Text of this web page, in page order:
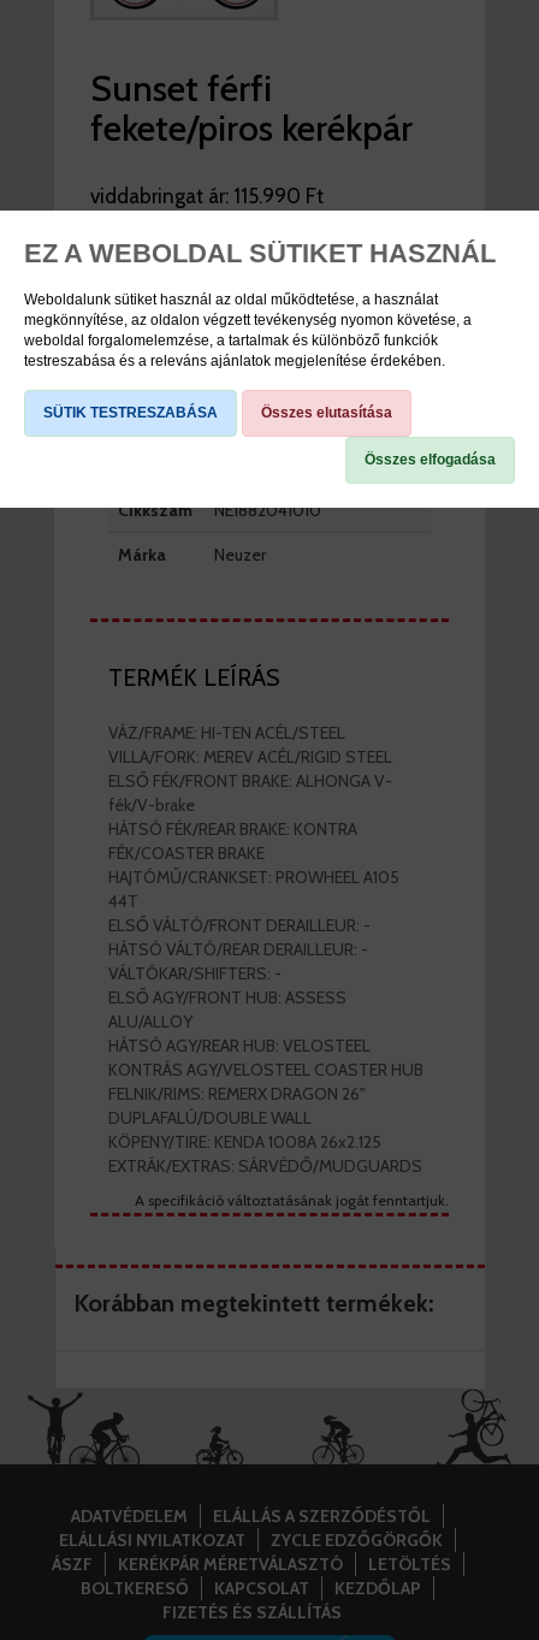
EZ A WEBOLDAL SÜTIKET HASZNÁL
Weboldalunk sütiket használ az oldal működtetése, a használat
megkönnyítése, az oldalon végzett tevékenység nyomon követése, a
weboldal forgalomelemzése, a tartalmak és különböző funkciók
testreszabása és a releváns ajánlatok megjelenítése érdekében.
SÜTIK TESTRESZABÁSA Összes elutasítása
Összes elfogadása
Sunset férfi
fekete/piros kerékpár
viddabringat ár: 115.990 Ft
raktáron
DB
KOSÁRBA
TERMÉK SPECIFIKÁCIÓK
Cikkszám NE1882041010
Márka Neuzer
TERMÉK LEÍRÁS
VÁZ/FRAME: HI-TEN ACÉL/STEEL
VILLA/FORK: MEREV ACÉL/RIGID STEEL
ELSŐ FÉK/FRONT BRAKE: ALHONGA V-
fék/V-brake
HÁTSÓ FÉK/REAR BRAKE: KONTRA
FÉK/COASTER BRAKE
HAJTÓMŰ/CRANKSET: PROWHEEL A105
44T
ELSŐ VÁLTÓ/FRONT DERAILLEUR: -
HÁTSÓ VÁLTÓ/REAR DERAILLEUR: -
VÁLTÓKAR/SHIFTERS: -
ELSŐ AGY/FRONT HUB: ASSESS
ALU/ALLOY
HÁTSÓ AGY/REAR HUB: VELOSTEEL
KONTRÁS AGY/VELOSTEEL COASTER HUB
FELNIK/RIMS: REMERX DRAGON 26"
DUPLAFALÚ/DOUBLE WALL
KÖPENY/TIRE: KENDA 1008A 26x2.125
EXTRÁK/EXTRAS: SÁRVÉDŐ/MUDGUARDS
A specifikáció változtatásának jogát fenntartjuk.
Korábban megtekintett termékek:
ADATVÉDELEM
ELÁLLÁS A SZERZŐDÉSTŐL
ELÁLLÁSI NYILATKOZAT
ZYCLE EDZŐGÖRGŐK
ÁSZF
KERÉKPÁR MÉRETVÁLASZTÓ
LETÖLTÉS
BOLTKERESŐ
KAPCSOLAT
KEZDŐLAP
FIZETÉS ÉS SZÁLLÍTÁS